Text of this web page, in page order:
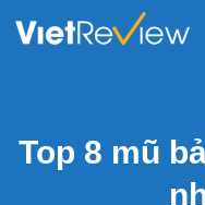
Top 8 mũ